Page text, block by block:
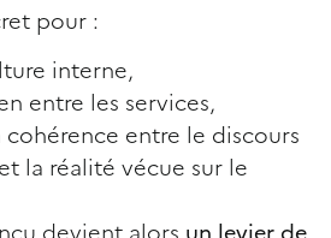
pour :
interne,
entre les services,
entre le discours
la réalité vécue sur le